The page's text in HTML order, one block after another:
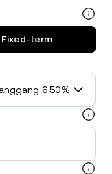
Fixed-term
6.50%